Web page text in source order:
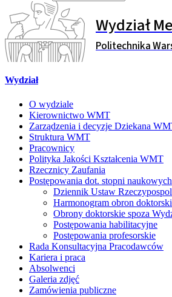
Wydział
Politechnika
Wydział
O wydziale
Kierownictwo WMT
Zarządzenia i decyzje Dziekana
Struktura WMT
Pracownicy
Polityka Jakości Kształcenia WMT
Rzecznicy Zaufania
Postępowania dot. stopni naukowych
Dziennik Ustaw
Harmonogram obron
Obrony doktorskie spoza
Postępowania habilitacyjne
Postępowania profesorskie
Rada Konsultacyjna Pracodawców
Kariera i praca
Absolwenci
Galeria zdjęć
Zamówienia publiczne